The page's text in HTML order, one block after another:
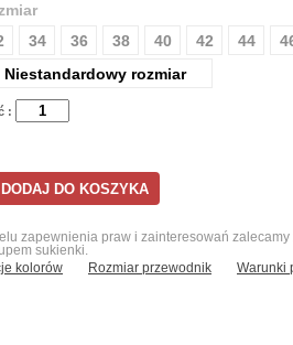
34 36 38 40 42 44
Niestandardowy rozmiar
:
zapewnienia praw i zainteresowań
sukienki.
kolorów
Rozmiar przewodnik Warunki